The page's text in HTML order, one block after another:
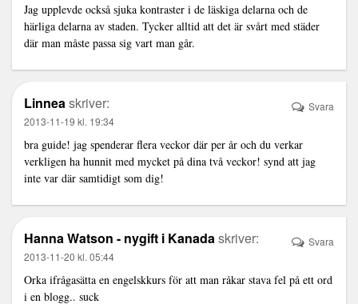
Jag upplevde också sjuka kontraster i de läskiga delarna och de
härliga delarna av staden. Tycker alltid att det är svårt med städer
där man måste passa sig vart man går.
Linneaskriver:
2013-11-19 kl. 19:34
bra guide! jag spenderar flera veckor där per år och du verkar
verkligen ha hunnit med mycket på dina två veckor! synd att jag
inte var där samtidigt som dig!
Svara
Hanna Watson - nygift i Kanadaskriver:
2013-11-20 kl. 05:44
Orka ifrågasätta en engelskkurs för att man råkar stava fel på ett ord
i en blogg.. suck
Svara